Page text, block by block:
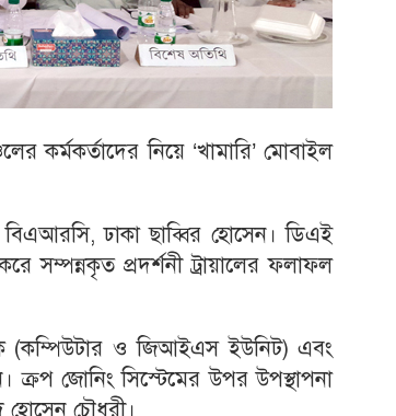
কর্মকর্তাদের নিয়ে ‘খামারি’ মোবাইল
বিএআরসি, ঢাকা ছাব্বির হোসেন। ডিএই
সম্পন্নকৃত প্রদর্শনী ট্রায়ালের ফলাফল
(কম্পিউটার ও জিআইএস ইউনিট) এবং
ক্রপ জোনিং সিস্টেমের উপর উপস্থাপনা
হোসেন চৌধুরী।